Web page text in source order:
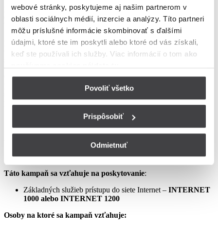
webové stránky, poskytujeme aj našim partnerom v
oblasti sociálnych médií, inzercie a analýzy. Títo partneri
môžu príslušné informácie skombinovať s ďalšími
údajmi, ktoré ste im poskytli alebo ktoré od vás získali,
keď ste používali ich služby. Viac informácií o tom ako
Povoliť všetko
Prispôsobiť
Odmietnuť
podmienkach neupravené sa riadia Zmluvou o poskytovaní verejne
dostupných služieb, vrátane všetkých jej súčastí, t.j. najmä
Všeobecných obchodných
podmienok na poskytovanie verejne dostupných služieb,
Osobitných podmienok, Tarify UPC Internet a Tarify jednorazových
služieb a iných platieb.
Ceny v týchto podmienkach kampane predstavujú mesačné
poplatky za využívanie služieb podľa týchto podmienok kampane a
sú uvedené vrátane DPH podľa aktuálne platných právnych
predpisov.
Aprílový Crazy Week – Internet samostatne – LIS
Táto kampaň sa vzťahuje na poskytovanie:
Základných služieb prístupu do siete Internet – INTERNET
1000 alebo INTERNET 1200
Osoby na ktoré sa kampaň vzťahuje: